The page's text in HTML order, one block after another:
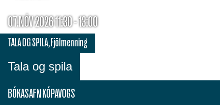
07.NÓV 2026 11:30 - 13:00
Tala og spila
TALA OG SPILA, Fjölmenning
BÓKASAFN KÓPAVOGS